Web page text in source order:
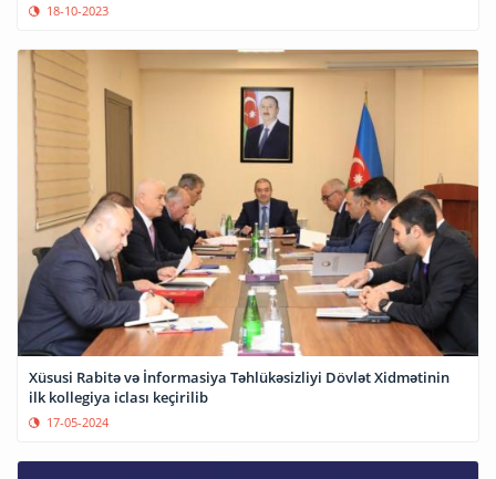
18-10-2023
Xüsusi Rabitə və İnformasiya Təhlükəsizliyi Dövlət Xidmətinin
ilk kollegiya iclası keçirilib
17-05-2024